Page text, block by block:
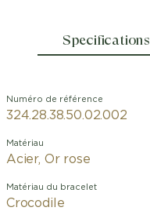
Specifications
Numéro de référence
324.28.38.50.02.002
Matériau
Acier, Or rose
Matériau du bracelet
Crocodile